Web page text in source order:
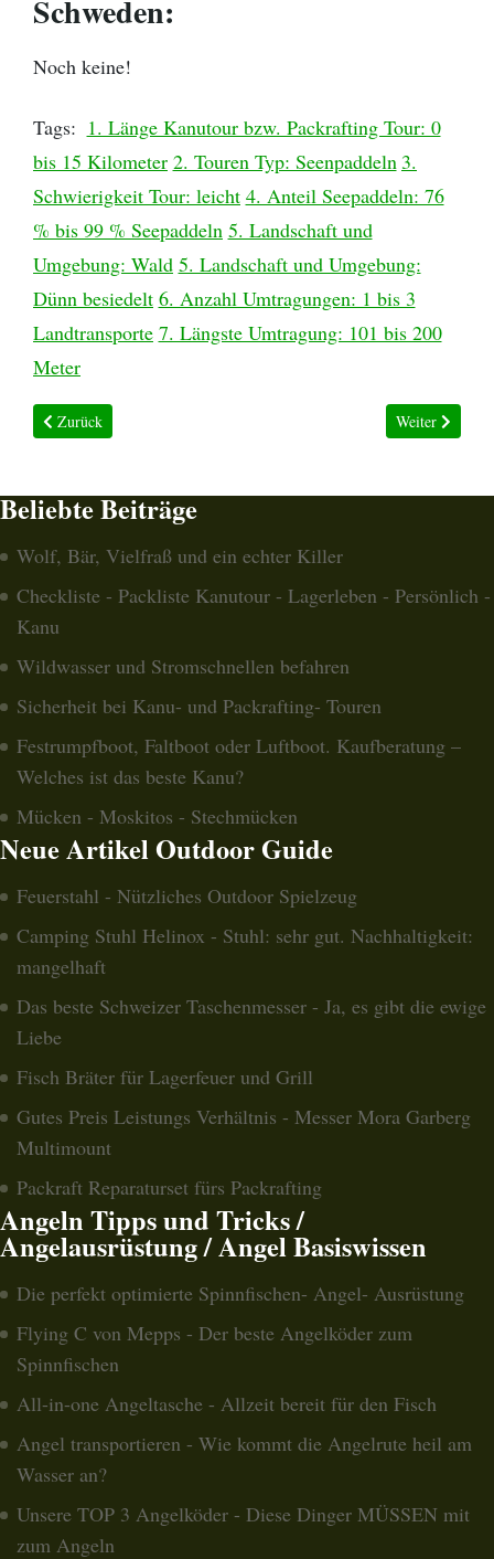
Schweden:
Noch keine!
Tags: 1. Länge Kanutour bzw. Packrafting Tour: 0
bis 15 Kilometer 2. Touren Typ: Seenpaddeln 3.
Schwierigkeit Tour: leicht 4. Anteil Seepaddeln: 76
% bis 99 % Seepaddeln 5. Landschaft und
Umgebung: Wald 5. Landschaft und Umgebung:
Dünn besiedelt 6. Anzahl Umtragungen: 1 bis 3
Landtransporte 7. Längste Umtragung: 101 bis 200
Meter
Vorheriger Beitrag: Kanutour Lyckebyån övre - Schweden
Zurück Nächster
Weiter
Beliebte Beiträge
Wolf, Bär, Vielfraß und ein echter Killer
Checkliste - Packliste Kanutour - Lagerleben - Persönlich -
Kanu
Wildwasser und Stromschnellen befahren
Sicherheit bei Kanu- und Packrafting- Touren
Festrumpfboot, Faltboot oder Luftboot. Kaufberatung –
Welches ist das beste Kanu?
Mücken - Moskitos - Stechmücken
Neue Artikel Outdoor Guide
Feuerstahl - Nützliches Outdoor Spielzeug
Camping Stuhl Helinox - Stuhl: sehr gut. Nachhaltigkeit:
mangelhaft
Das beste Schweizer Taschenmesser - Ja, es gibt die ewige
Liebe
Fisch Bräter für Lagerfeuer und Grill
Gutes Preis Leistungs Verhältnis - Messer Mora Garberg
Multimount
Packraft Reparaturset fürs Packrafting
Angeln Tipps und Tricks /
Angelausrüstung / Angel Basiswissen
Die perfekt optimierte Spinnfischen- Angel- Ausrüstung
Flying C von Mepps - Der beste Angelköder zum
Spinnfischen
All-in-one Angeltasche - Allzeit bereit für den Fisch
Angel transportieren - Wie kommt die Angelrute heil am
Wasser an?
Unsere TOP 3 Angelköder - Diese Dinger MÜSSEN mit
zum Angeln